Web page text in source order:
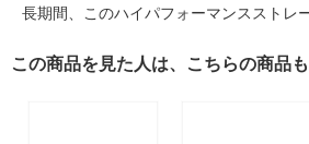
長期間、このハイパフォーマンスストレ
この商品を見た人は、こちらの商品